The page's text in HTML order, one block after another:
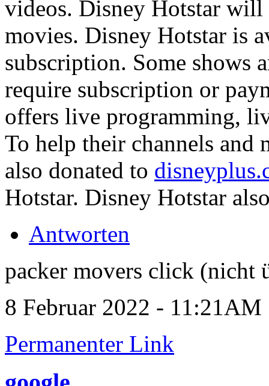
videos. Disney Hotstar
movies. Disney Hotstar is
subscription. Some shows
require subscription or
offers live programming,
To help their channels and
also donated to
Hotstar. Disney Hotstar
Antworten
packer movers click (nicht
8 Februar 2022 - 11:21AM
Permanenter Link